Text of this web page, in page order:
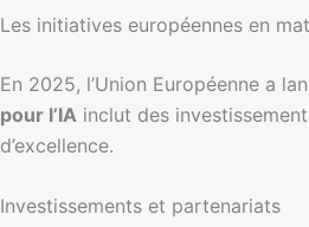
Les initiatives européennes en
En 2025, l’Union Européenne a
pour l’IA inclut des
d’excellence.
Investissements et partenariats